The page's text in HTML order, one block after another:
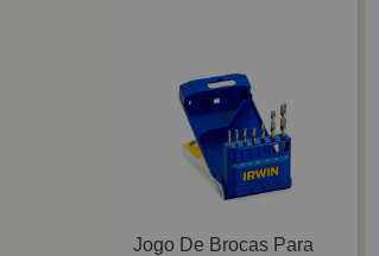
Jogo De Brocas Para